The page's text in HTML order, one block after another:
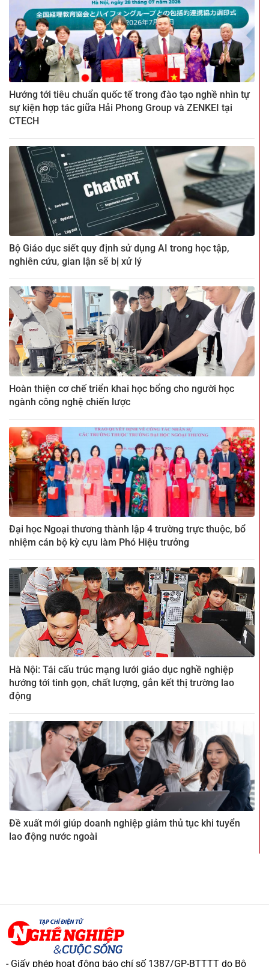
Hướng tới tiêu chuẩn quốc tế trong đào tạo nghề nhìn tự
sự kiện hợp tác giữa Hải Phong Group và ZENKEI tại
CTECH
Bộ Giáo dục siết quy định sử dụng AI trong học tập,
nghiên cứu, gian lận sẽ bị xử lý
Hoàn thiện cơ chế triển khai học bổng cho người học
ngành công nghệ chiến lược
Đại học Ngoại thương thành lập 4 trường trực thuộc, bổ
nhiệm cán bộ kỳ cựu làm Phó Hiệu trưởng
Hà Nội: Tái cấu trúc mạng lưới giáo dục nghề nghiệp
hướng tới tinh gọn, chất lượng, gắn kết thị trường lao
động
Đề xuất mới giúp doanh nghiệp giảm thủ tục khi tuyển
lao động nước ngoài
- Giấy phép hoạt động báo chí số 1387/GP-BTTTT do Bộ